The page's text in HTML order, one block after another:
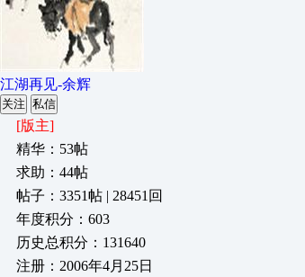
江湖再见-余辉
关注 私信
[版主]
精华：53帖
求助：44帖
帖子：3351帖 | 28451回
年度积分：603
历史总积分：131640
注册：2006年4月25日